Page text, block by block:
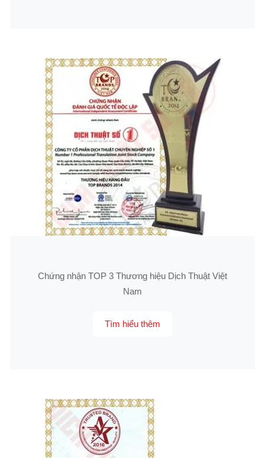
Chứng nhận TOP 3 Thương hiệu Dịch Thuật Việt
Nam
Tìm hiểu thêm